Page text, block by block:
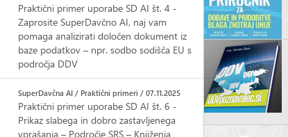
Praktični primer uporabe SD AI št. 4 -
Zaprosite SuperDavčno AI, naj vam
pomaga analizirati določen dokument iz
baze podatkov – npr. sodbo sodišča EU s
področja DDV
SuperDavčna AI / Praktični primeri / 07.11.2025
Praktični primer uporabe SD AI št. 6 -
Prikaz slabega in dobro zastavljenega
vprašanja – Področje SRS – Knjiženja